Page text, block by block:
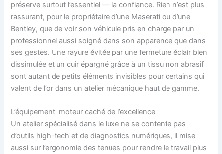
préserve surtout l’essentiel — la confiance. Rien n’est plus
rassurant, pour le propriétaire d’une Maserati ou d’une
Bentley, que de voir son véhicule pris en charge par un
professionnel aussi soigné dans son apparence que dans
ses gestes. Une rayure évitée par une fermeture éclair bien
dissimulée et un cuir épargné grâce à un tissu non abrasif
sont autant de petits éléments invisibles pour certains qui
valent de l’or dans un atelier mécanique haut de gamme.
L’équipement, moteur caché de l’excellence
Un atelier spécialisé dans le luxe ne se contente pas
d’outils high-tech et de diagnostics numériques, il mise
aussi sur l’ergonomie des tenues pour rendre le travail plus